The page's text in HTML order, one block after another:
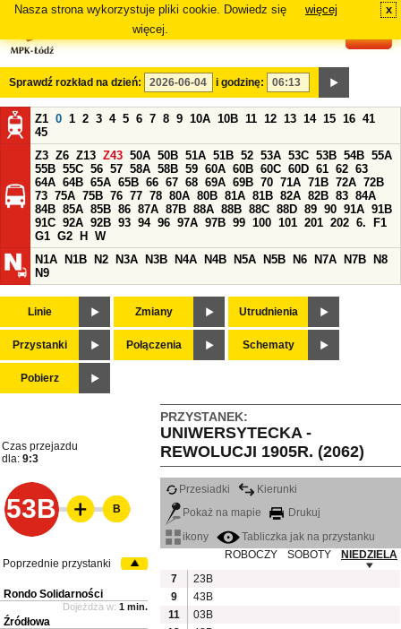
Nasza strona wykorzystuje pliki cookie. Dowiedz się
więcej.
więcej x
Sprawdź rozkład na dzień: i godzinę:
Z1 0 1 2 3 4 5 6 7 8 9 10A 10B 11 12 13 14 15 16 41
45
Z3 Z6 Z13 Z43 50A 50B 51A 51B 52 53A 53C 53B 54B 55A
55B 55C 56 57 58A 58B 59 60A 60B 60C 60D 61 62 63
64A 64B 65A 65B 66 67 68 69A 69B 70 71A 71B 72A 72B
73 75A 75B 76 77 78 80A 80B 81A 81B 82A 82B 83 84A
84B 85A 85B 86 87A 87B 88A 88B 88C 88D 89 90 91A 91B
91C 92A 92B 93 94 96 97A 97B 99 100 101 201 202 6.
F1
G1 G2 H
W
N1A
N1B N2 N3A N3B N4A N4B N5A N5B N6 N7A N7B
N8
N9
Linie Zmiany Utrudnienia
Przystanki Połączenia Schematy
Pobierz
PRZYSTANEK:
UNIWERSYTECKA -
REWOLUCJI 1905R. (2062)
Czas przejazdu
dla: 9:3
53B
Przesiadki
Kierunki
Pokaż na mapie
Drukuj
ikony
Tabliczka jak na przystanku
ROBOCZY
SOBOTY
NIEDZIELA
7
23B
9
43B
11
03B
B
Poprzednie przystanki
Rondo Solidarności
Dojeżdża w: 1 min.
Źródłowa